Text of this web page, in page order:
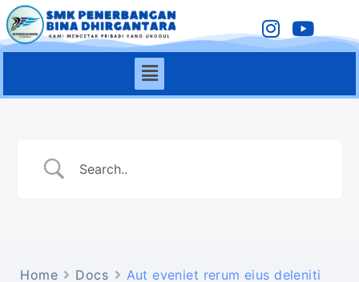
Home Docs Aut eveniet rerum eius deleniti